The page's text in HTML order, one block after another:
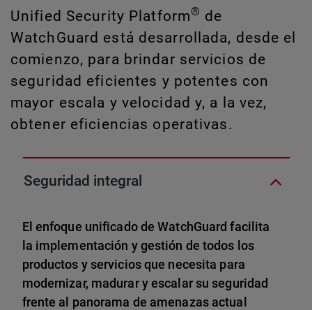
Unified Security Platform® de
WatchGuard está desarrollada, desde el
comienzo, para brindar servicios de
seguridad eficientes y potentes con
mayor escala y velocidad y, a la vez,
obtener eficiencias operativas.
Seguridad integral
El enfoque unificado de WatchGuard facilita
la implementación y gestión de todos los
productos y servicios que necesita para
modernizar, madurar y escalar su seguridad
frente al panorama de amenazas actual